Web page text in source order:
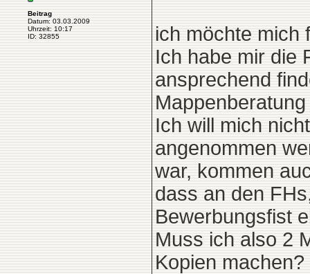
Beitrag
Datum: 03.03.2009
Uhrzeit: 10:17
ID: 32855
ich möchte mich
Ich habe mir die
ansprechend
Ich will mich
angenommen
war, kommen
dass an den
Bewerbungsfist
Muss ich also 2
Kopien machen?